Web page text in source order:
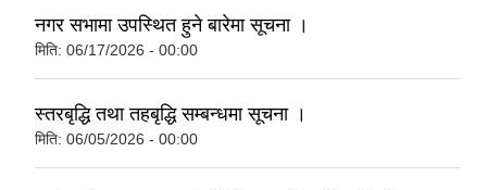
नगर सभामा उपस्थित हुने बारेमा सूचना ।
मिति: 06/17/2026 - 00:00
स्तरबृद्धि तथा तहबृद्धि सम्बन्धमा सूचना ।
मिति: 06/05/2026 - 00:00